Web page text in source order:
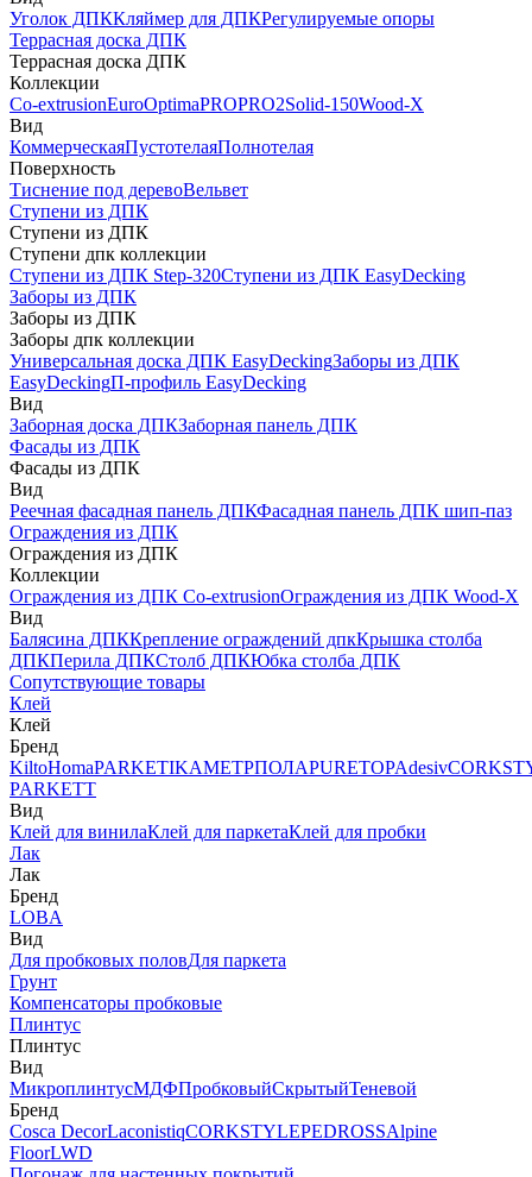
Уголок ДПККляймер для ДПКРегулируемые опоры
Террасная доска ДПК
Террасная доска ДПК
Коллекции
Co-extrusionEuroOptimaPROPRO2Solid-150Wood-X
Вид
КоммерческаяПустотелаяПолнотелая
Поверхность
Тиснение под деревоВельвет
Ступени из ДПК
Ступени из ДПК
Ступени дпк коллекции
Ступени из ДПК Step-320Ступени из ДПК EasyDecking
Заборы из ДПК
Заборы из ДПК
Заборы дпк коллекции
Универсальная доска ДПК EasyDeckingЗаборы из ДПК
EasyDeckingП-профиль EasyDecking
Вид
Заборная доска ДПКЗаборная панель ДПК
Фасады из ДПК
Фасады из ДПК
Вид
Реечная фасадная панель ДПКФасадная панель ДПК шип-паз
Ограждения из ДПК
Ограждения из ДПК
Коллекции
Ограждения из ДПК Co-extrusionОграждения из ДПК Wood-X
Вид
Балясина ДПККрепление ограждений дпкКрышка столба
ДПКПерила ДПКСтолб ДПКЮбка столба ДПК
Сопутствующие товары
Клей
Клей
Бренд
KiltoHomaPARKETIKAМЕТРПОЛАPURETOPAdesiv
PARKETT
Вид
Клей для винилаКлей для паркетаКлей для пробки
Лак
Лак
Бренд
LOBA
Вид
Для пробковых половДля паркета
Грунт
Компенсаторы пробковые
Плинтус
Плинтус
Вид
МикроплинтусМДФПробковыйСкрытыйТеневой
Бренд
Cosca DecorLaconistiqCORKSTYLEPEDROSSAlpine
FloorLWD